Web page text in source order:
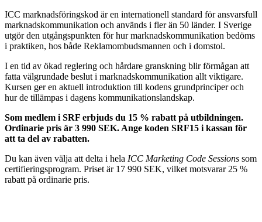
ICC marknadsföringskod är en internationell standard för ansvarsfull
marknadskommunikation och används i fler än 50 länder. I Sverige
utgör den utgångspunkten för hur marknadskommunikation bedöms
i praktiken, hos både Reklamombudsmannen och i domstol.
I en tid av ökad reglering och hårdare granskning blir förmågan att
fatta välgrundade beslut i marknadskommunikation allt viktigare.
Kursen ger en aktuell introduktion till kodens grundprinciper och
hur de tillämpas i dagens kommunikationslandskap.
Som medlem i SRF erbjuds du 15 % rabatt på utbildningen.
Ordinarie pris är 3 990 SEK. Ange koden SRF15 i kassan för
att ta del av rabatten.
Du kan även välja att delta i hela ICC Marketing Code Sessions som
certifieringsprogram. Priset är 17 990 SEK, vilket motsvarar 25 %
rabatt på ordinarie pris.